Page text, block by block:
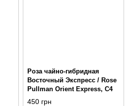
Роза чайно-гибридная
Восточный Экспресс / Rose
Pullman Orient Express, С4
450 грн